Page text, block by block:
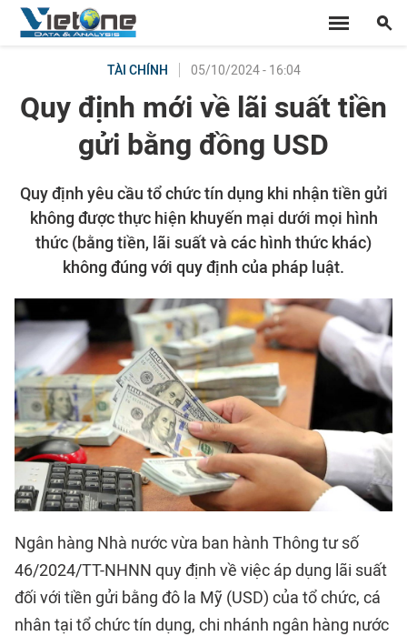
TÀI CHÍNH 05/10/2024 - 16:04
Quy định mới về lãi suất tiền
gửi bằng đồng USD
Quy định yêu cầu tổ chức tín dụng khi nhận tiền gửi
không được thực hiện khuyến mại dưới mọi hình
thức (bằng tiền, lãi suất và các hình thức khác)
không đúng với quy định của pháp luật.
Ngân hàng Nhà nước vừa ban hành Thông tư số
46/2024/TT-NHNN quy định về việc áp dụng lãi suất
đối với tiền gửi bằng đô la Mỹ (USD) của tổ chức, cá
nhân tại tổ chức tín dụng, chi nhánh ngân hàng nước